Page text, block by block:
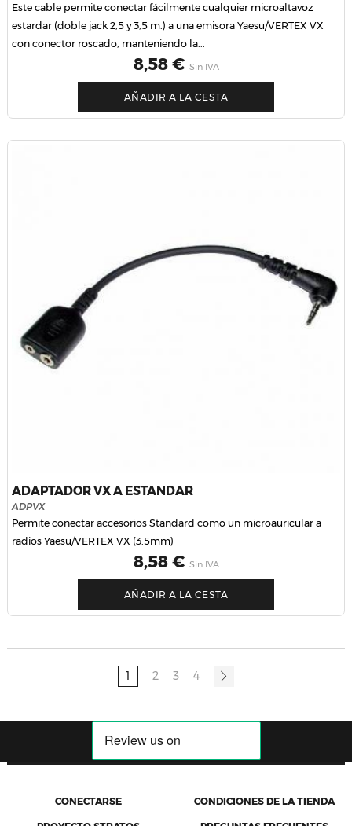
Este cable permite conectar fácilmente cualquier microaltavoz
estardar (doble jack 2,5 y 3,5 m.) a una emisora Yaesu/VERTEX VX
con conector roscado, manteniendo la...
Precio
8,58 € Sin IVA
AÑADIR A LA CESTA
ADAPTADOR VX A ESTANDAR
ADPVX
Permite conectar accesorios Standard como un microauricular a
radios Yaesu/VERTEX VX (3.5mm)
Precio
8,58 € Sin IVA
AÑADIR A LA CESTA
1 2 3 4
CONECTARSE CONDICIONES DE LA TIENDA